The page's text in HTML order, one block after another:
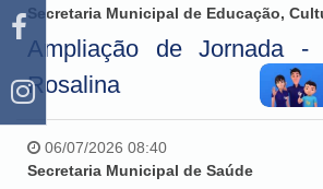
Secretaria Municipal de Educação,
Ampliação de Jornada -
Rosalina
06/07/2026 08:40
Secretaria Municipal de Saúde